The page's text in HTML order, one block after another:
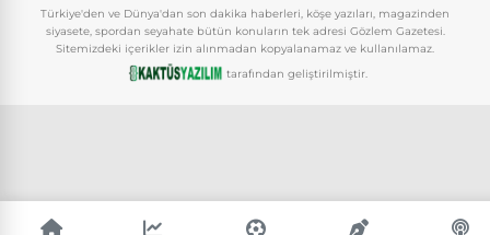
Türkiye'den ve Dünya'dan son dakika haberleri, köşe yazıları, magazinden
siyasete, spordan seyahate bütün konuların tek adresi Gözlem Gazetesi.
Sitemizdeki içerikler izin alınmadan kopyalanamaz ve kullanılamaz.
tarafından geliştirilmiştir.